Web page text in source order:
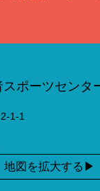
ポーツセンタ
1-1
地図を拡大する